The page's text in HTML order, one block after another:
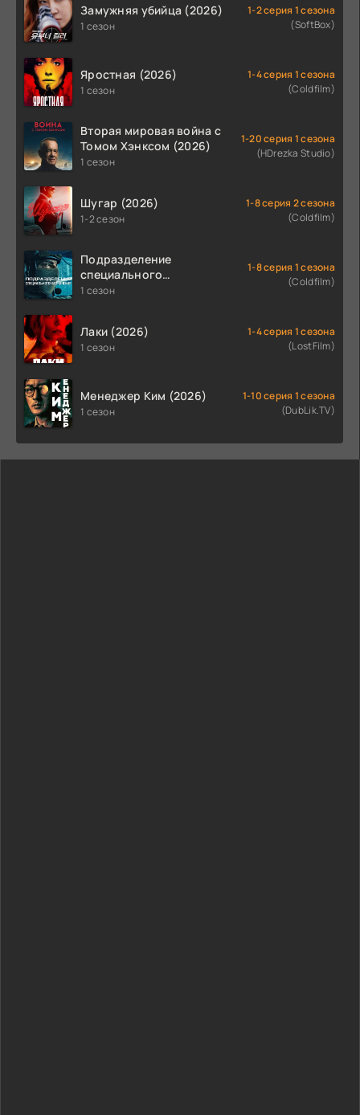
Замужняя убийца (2026)
1 сезон
1-2 серия 1 сезона
(SoftBox)
Яростная (2026)
1 сезон
1-4 серия 1 сезона
(Coldfilm)
Вторая мировая война с
Томом Хэнксом (2026)
1 сезон
1-20 серия 1 сезона
(HDrezka Studio)
Шугар (2026)
1-2 сезон
1-8 серия 2 сезона
(Coldfilm)
Подразделение
специального
назначения (2026)
1 сезон
1-8 серия 1 сезона
(Coldfilm)
Лаки (2026)
1 сезон
1-4 серия 1 сезона
(LostFilm)
Менеджер Ким (2026)
1 сезон
1-10 серия 1 сезона
(DubLik.TV)